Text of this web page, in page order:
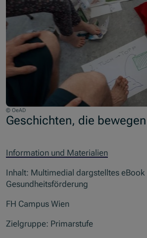
© OeAD
Geschichten, die bewegen
Information und Materialien
Inhalt: Multimedial dargstelltes eBook
Gesundheitsförderung
FH Campus Wien
Zielgruppe: Primarstufe